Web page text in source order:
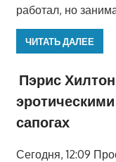
работал, но
ЧИТАТЬ ДАЛЕЕ
Пэрис
сапогах
Сегодня, 12:09